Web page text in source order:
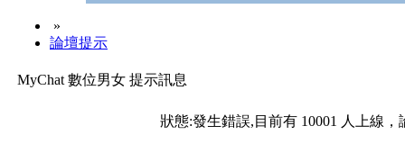
»
論壇提示
MyChat 數位男女 提示訊息
狀態:發生錯誤,目前有 10001 人上線